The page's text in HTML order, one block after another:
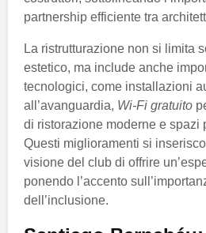
partnership efficiente tra
La ristrutturazione non si limita
estetico, ma include anche
tecnologici, come installazioni
all’avanguardia, Wi-Fi gratuito
di ristorazione moderne e spazi
Questi miglioramenti si
visione del club di offrire
ponendo l’accento
dell’inclusione.